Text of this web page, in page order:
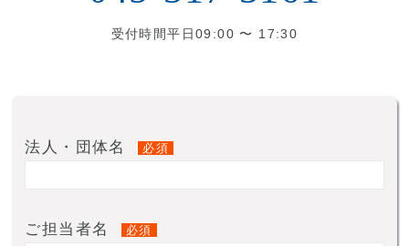
受付時間平日09:00 〜 17:30
法人・団体名 必須
ご担当者名 必須